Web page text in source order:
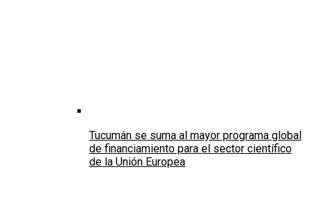
Tucumán se suma al mayor programa global
de financiamiento para el sector científico
de la Unión Europea